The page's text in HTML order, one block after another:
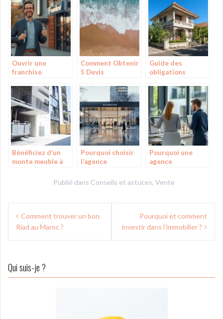
l’avenue de la
Libération à Nice
simplifiez vos
démarches
administratives
Ouvrir une
franchise
apport : Les
pièges à éviter et
les meilleures
stratégies
Comment Obtenir
5 Devis
Gratuits et
Choisir le Meilleur
Professionnel
Guide des
obligations
vendre votre
maison ancienne
en 2024
Bénéficiez d’un
monte meuble à
technicien qualifié
Pourquoi choisir
l’agence
référence à
Pourquoi une
agence
indispensable
pour estimer et
Publié dans Conseils et astuces, Vente
Navigation
deComment trouver un bon
Riad au Maroc ?
Pourquoi et comment
investir dans l’immobilier ?
Qui suis-je ?